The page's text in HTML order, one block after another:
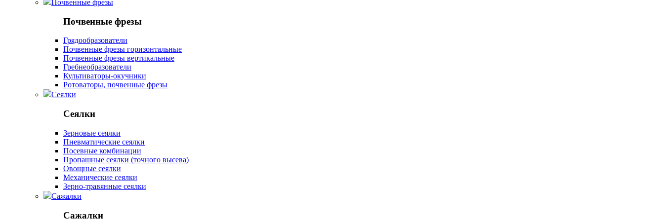
Почвенные фрезы
Почвенные фрезы
Грядообразователи
Почвенные фрезы горизонтальные
Почвенные фрезы вертикальные
Гребнеобразователи
Культиваторы-окучники
Ротоваторы, почвенные фрезы
Сеялки
Сеялки
Зерновые сеялки
Пневматические сеялки
Посевные комбинации
Пропашные сеялки (точного высева)
Овощные сеялки
Механические сеялки
Зерно-травянные сеялки
Сажалки
Сажалки